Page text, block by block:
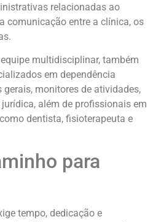
relacionadas ao
comunicação entre a clínica, os
multidisciplinar, também
em dependência
monitores de atividades,
além de profissionais em
dentista, fisioterapeuta e
para
tempo, dedicação e